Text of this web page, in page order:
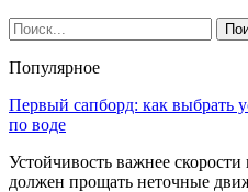
Популярное
Первый сапборд: как выбрать
по воде
Устойчивость важнее
должен прощать неточные